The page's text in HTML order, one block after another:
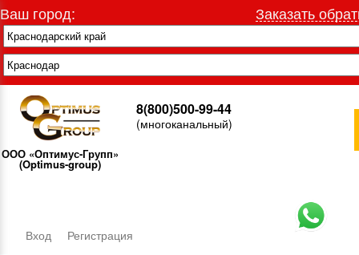
Ваш город: Заказать
ООО «Оптимус-Групп»
(Optimus-group)
8(800)500-99-44
(многоканальный)
Вход Регистрация